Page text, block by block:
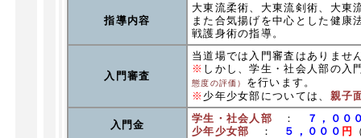
指導内容
大東流柔術、大東流剣術、大東
また合気揚げを中心とした健康
戦護身術の指導。
入門審査
当道場では入門審査はありませ
※ しかし、学生・社会人部の入
態度の評価）
を行います。
※ 少年少女部については、 親子
入門金
学生・社会人部 ：
７，００
少年少女部 ： ５，０００ 円